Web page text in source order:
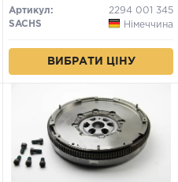
ALLTRACK/MINIVAN, CADDY
III 1.6D/1.9D/2.0D 04.03-09.20
Артикул:
2294 001 345
SACHS
Німеччина
ВИБРАТИ ЦІНУ